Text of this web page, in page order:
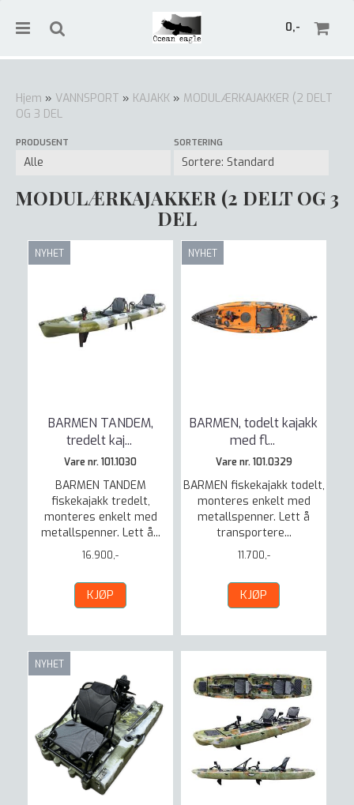
0,-
Hjem » VANNSPORT » KAJAKK » MODULÆRKAJAKKER (2 DELT
OG 3 DEL
PRODUSENT SORTERING
MODULÆRKAJAKKER (2 DELT OG 3
DEL
NYHET
BARMEN TANDEM,
tredelt kaj...
Vare nr. 101.1030
BARMEN TANDEM
fiskekajakk tredelt,
monteres enkelt med
metallspenner. Lett å...
16.900,-
KJØP
NYHET
BARMEN, todelt kajakk
med fl...
Vare nr. 101.0329
BARMEN fiskekajakk todelt,
monteres enkelt med
metallspenner. Lett å
transportere...
11.700,-
KJØP
NYHET